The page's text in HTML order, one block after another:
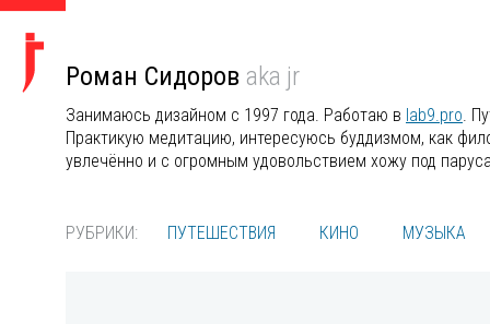
Роман Сидоров aka jr
Занимаюсь дизайном с 1997 года. Работаю в lab9.pro.
Практикую медитацию, интересуюсь буддизмом, как
увлечённо и с огромным удовольствием хожу под
РУБРИКИ: ПУТЕШЕСТВИЯ КИНО МУЗЫКА